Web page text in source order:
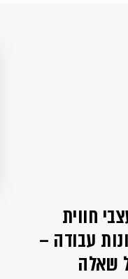
חווית
עבודה –
שאלה